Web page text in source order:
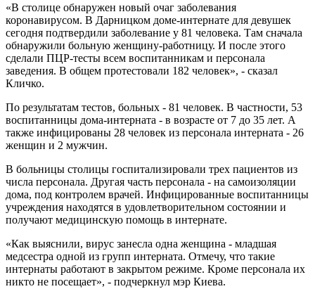
«В столице обнаружен новый очаг заболевания
коронавирусом. В Дарницком доме-интернате для девушек
сегодня подтвердили заболевание у 81 человека. Там сначала
обнаружили больную женщину-работницу. И после этого
сделали ПЦР-тесты всем воспитанникам и персонала
заведения. В общем протестовали 182 человек», - сказал
Кличко.
По результатам тестов, больных - 81 человек. В частности, 53
воспитанницы дома-интерната - в возрасте от 7 до 35 лет. А
также инфицированы 28 человек из персонала интерната - 26
женщин и 2 мужчин.
В больницы столицы госпитализировали трех пациентов из
числа персонала. Другая часть персонала - на самоизоляции
дома, под контролем врачей. Инфицированные воспитанницы
учреждения находятся в удовлетворительном состоянии и
получают медицинскую помощь в интернате.
«Как выяснили, вирус занесла одна женщина - младшая
медсестра одной из групп интерната. Отмечу, что такие
интернаты работают в закрытом режиме. Кроме персонала их
никто не посещает», - подчеркнул мэр Киева.